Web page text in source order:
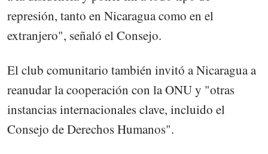
represión, tanto en Nicaragua como en el
extranjero", señaló el Consejo.
El club comunitario también invitó a Nicaragua a
reanudar la cooperación con la ONU y "otras
instancias internacionales clave, incluido el
Consejo de Derechos Humanos".